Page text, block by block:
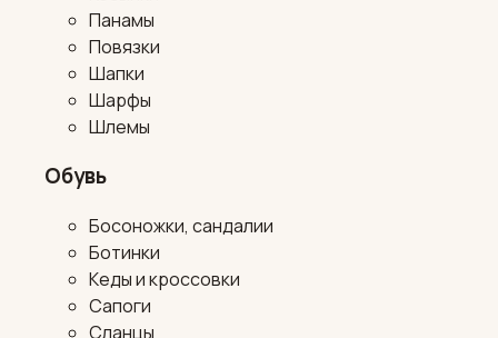
Панамы
Повязки
Шапки
Шарфы
Шлемы
Обувь
Босоножки, сандалии
Ботинки
Кеды и кроссовки
Сапоги
Сланцы